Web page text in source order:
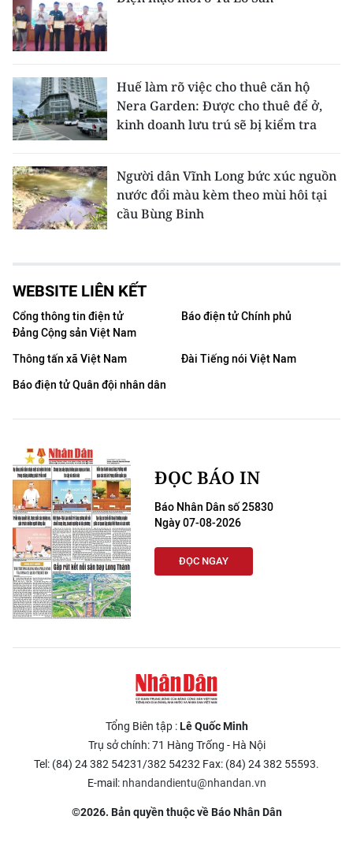
Huế làm rõ việc cho thuê căn hộ
Nera Garden: Được cho thuê để ở,
kinh doanh lưu trú sẽ bị kiểm tra
Người dân Vĩnh Long bức xúc nguồn
nước đổi màu kèm theo mùi hôi tại
cầu Bùng Binh
WEBSITE LIÊN KẾT
Cổng thông tin điện tử
Đảng Cộng sản Việt Nam
Báo điện tử Chính phủ
Thông tấn xã Việt Nam
Đài Tiếng nói Việt Nam
Báo điện tử Quân đội nhân dân
ĐỌC BÁO IN
Báo Nhân Dân số 25830
Ngày 07-08-2026
ĐỌC NGAY
Tổng Biên tập :Lê Quốc Minh
Trụ sở chính: 71 Hàng Trống - Hà Nội
Tel: (84) 24 382 54231/382 54232 Fax: (84) 24 382 55593.
E-mail: nhandandientu@nhandan.vn
©2026. Bản quyền thuộc về Báo Nhân Dân